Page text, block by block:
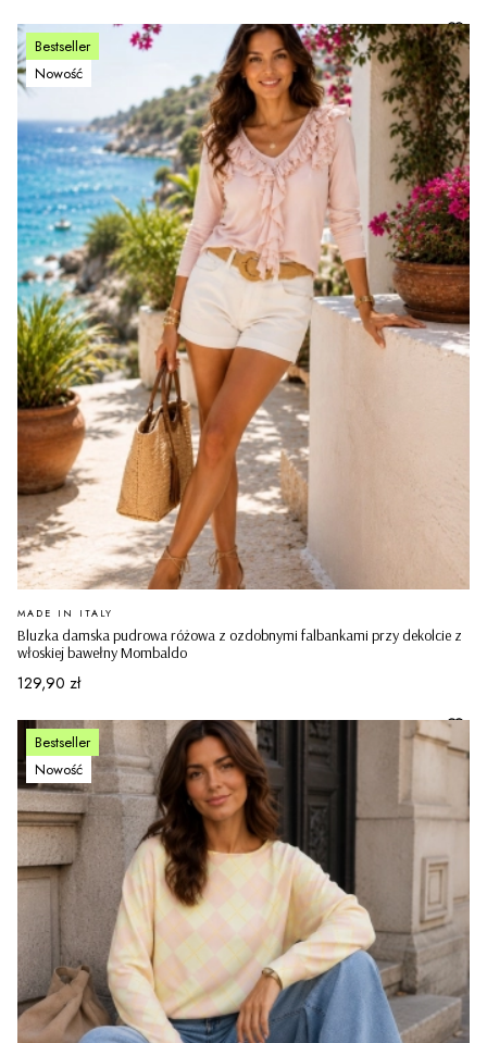
Bestseller
Nowość
Bluzka damska pudrowa różowa z ozdobnymi falbankami przy dekolcie z
włoskiej bawełny Mombaldo
PRODUCENT
MADE IN ITALY
Cena
129,90 zł
Bestseller
Nowość